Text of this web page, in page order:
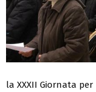
la XXXII Giornata